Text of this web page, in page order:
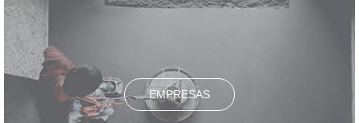
EMPRESAS